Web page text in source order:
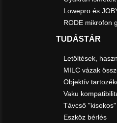
Lowepro és
RODE mikrofon
TUDÁSTÁR
Letöltések,
MILC vázak
Objektív
Vaku
Távcső "kisokos"
Eszköz bérlés